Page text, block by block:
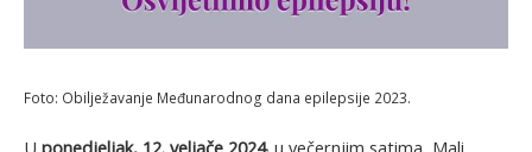
Foto: Obilježavanje Međunarodnog dana epilepsije 2023.
U ponedjeljak, 12. veljače 2024. u večernjim satima, Mali